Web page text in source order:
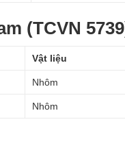
(TCVN
Vật liệu
Nhôm
Nhôm